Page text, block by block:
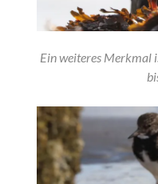
Ein weiteres Merkmal